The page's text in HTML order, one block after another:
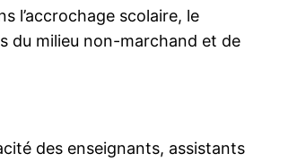
l’accrochage scolaire, le
du milieu non-marchand et de
des enseignants, assistants